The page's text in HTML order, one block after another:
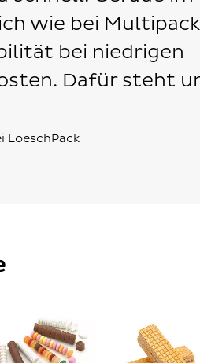
wie bei
bei niedrigen
Dafür steht
LoeschPack